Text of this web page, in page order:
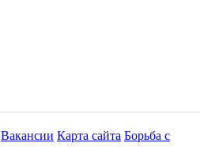
Вакансии Карта сайта Борьба с